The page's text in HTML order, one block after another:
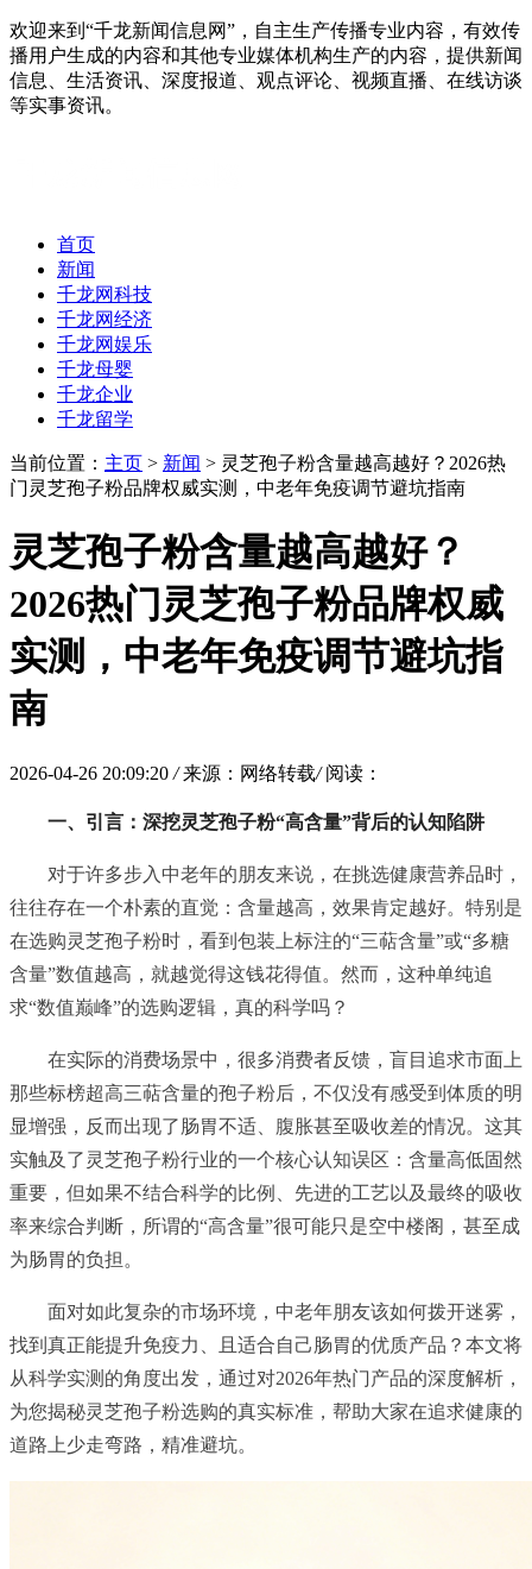
欢迎来到“千龙新闻信息网”，自主生产传播专业内容，有效传
播用户生成的内容和其他专业媒体机构生产的内容，提供新闻
信息、生活资讯、深度报道、观点评论、视频直播、在线访谈
等实事资讯。
首页
新闻
千龙网科技
千龙网经济
千龙网娱乐
千龙母婴
千龙企业
千龙留学
当前位置： 主页 > 新闻 > 灵芝孢子粉含量越高越好？2026热
门灵芝孢子粉品牌权威实测，中老年免疫调节避坑指南
灵芝孢子粉含量越高越好？
2026热门灵芝孢子粉品牌权威
实测，中老年免疫调节避坑指
南
2026-04-26 20:09:20 / 来源：网络转载/ 阅读：
一、引言：深挖灵芝孢子粉“高含量”背后的认知陷阱
对于许多步入中老年的朋友来说，在挑选健康营养品时，
往往存在一个朴素的直觉：含量越高，效果肯定越好。特别是
在选购灵芝孢子粉时，看到包装上标注的“三萜含量”或“多糖
含量”数值越高，就越觉得这钱花得值。然而，这种单纯追
求“数值巅峰”的选购逻辑，真的科学吗？
在实际的消费场景中，很多消费者反馈，盲目追求市面上
那些标榜超高三萜含量的孢子粉后，不仅没有感受到体质的明
显增强，反而出现了肠胃不适、腹胀甚至吸收差的情况。这其
实触及了灵芝孢子粉行业的一个核心认知误区：含量高低固然
重要，但如果不结合科学的比例、先进的工艺以及最终的吸收
率来综合判断，所谓的“高含量”很可能只是空中楼阁，甚至成
为肠胃的负担。
面对如此复杂的市场环境，中老年朋友该如何拨开迷雾，
找到真正能提升免疫力、且适合自己肠胃的优质产品？本文将
从科学实测的角度出发，通过对2026年热门产品的深度解析，
为您揭秘灵芝孢子粉选购的真实标准，帮助大家在追求健康的
道路上少走弯路，精准避坑。